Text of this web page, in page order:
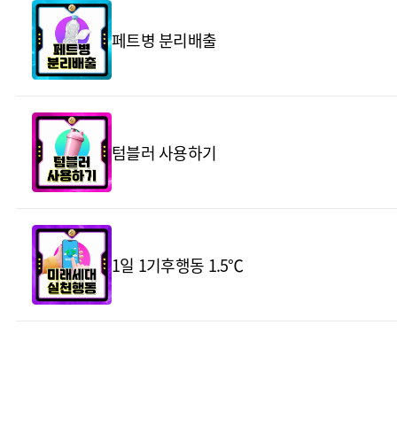
페트병 분리배출
텀블러 사용하기
1일 1기후행동 1.5℃